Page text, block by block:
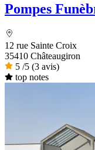
Pompes
12 rue Sainte Croix
35410 Châteaugiron
5 /5 (3 avis)
top notes